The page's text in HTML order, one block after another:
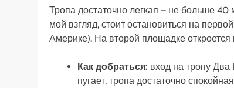
Тропа достаточно легкая – не больше
мой взгляд, стоит остановиться на
Америке). На второй площадке
Как добраться: вход на тропу Два
пугает, тропа достаточно